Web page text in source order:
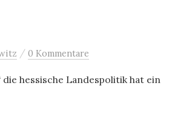
/ 0 Kommentare
hessische Landespolitik hat ein